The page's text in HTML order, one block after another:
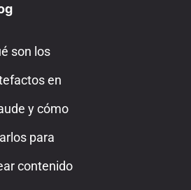
son los
en
y cómo
para
contenido